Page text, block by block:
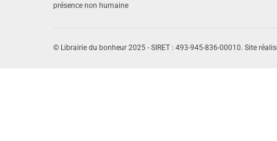
présence non humaine
© Librairie du bonheur 2025 - SIRET : 493-945-836-00010. Site